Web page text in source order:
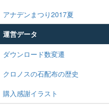
アナデンまつり2017夏
運営データ
ダウンロード数変遷
クロノスの石配布の歴史
購入感謝イラスト